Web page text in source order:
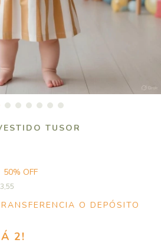
TUSOR
50% OFF
O DEPÓSITO
2!